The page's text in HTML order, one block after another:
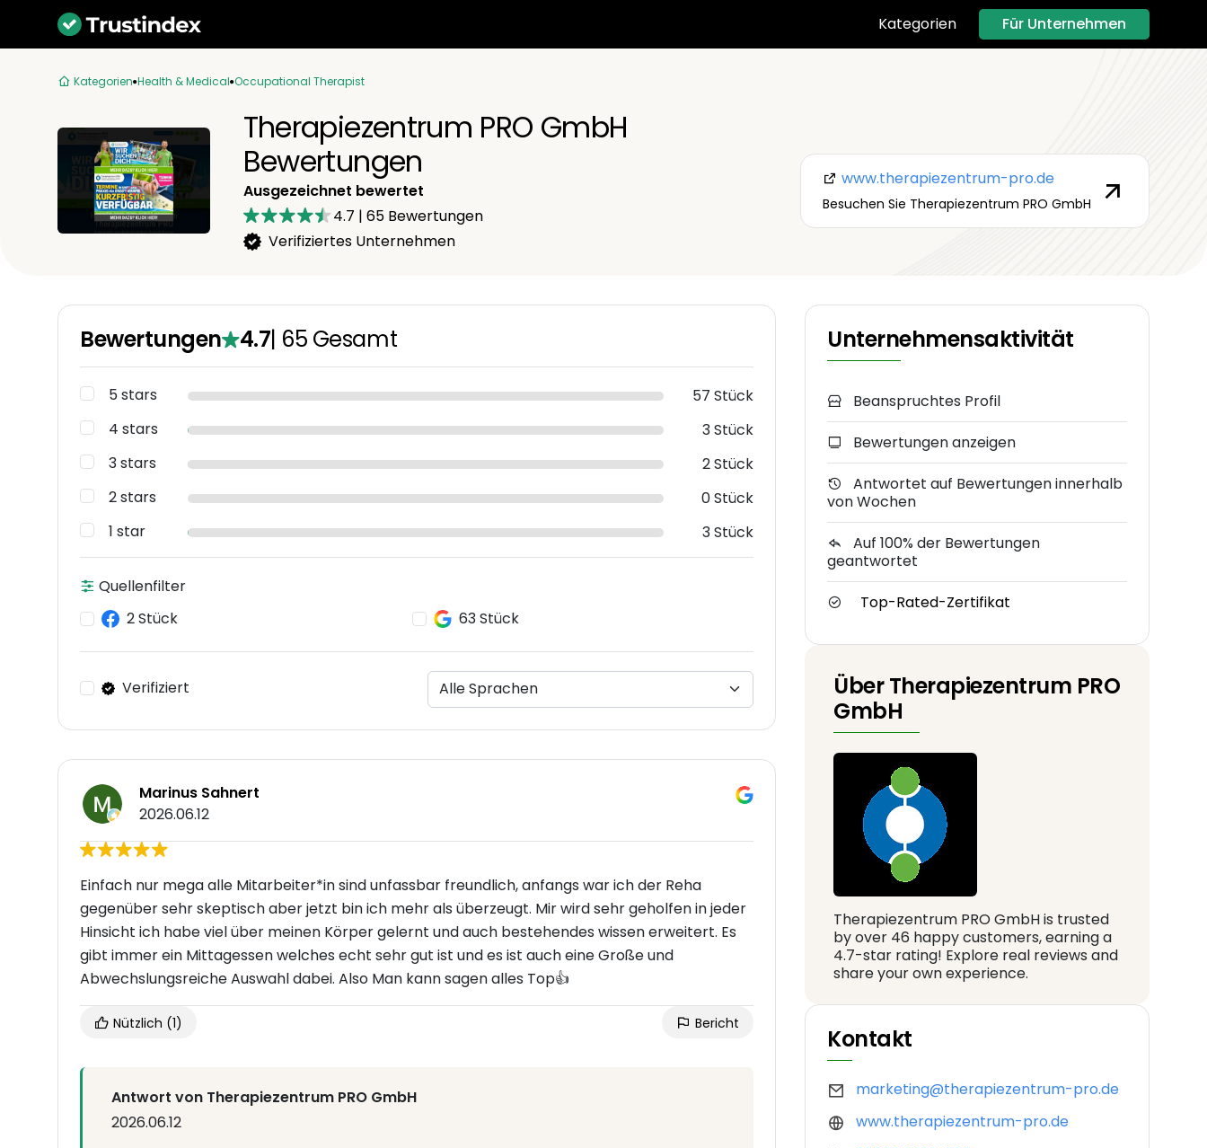
Kategorien Für Unternehmen
Kategorien Health & Medical Occupational Therapist
Therapiezentrum PRO GmbH
Bewertungen
Ausgezeichnet bewertet
4.7 | 65Bewertungen
Verifiziertes Unternehmen
www.therapiezentrum-pro.de
Besuchen Sie Therapiezentrum PRO GmbH
Bewertungen 4.7| 65 Gesamt
5 stars
57 Stück
4 stars
3 Stück
3 stars
2 Stück
2 stars
0 Stück
1 star
3 Stück
Quellenfilter
2 Stück
63 Stück
Verifiziert
Marinus Sahnert
2026.06.12
Einfach nur mega alle Mitarbeiter*in sind unfassbar freundlich, anfangs war ich der Reha
gegenüber sehr skeptisch aber jetzt bin ich mehr als überzeugt. Mir wird sehr geholfen in jeder
Hinsicht ich habe viel über meinen Körper gelernt und auch bestehendes wissen erweitert. Es
gibt immer ein Mittagessen welches echt sehr gut ist und es ist auch eine Große und
Abwechslungsreiche Auswahl dabei. Also Man kann sagen alles Top👍
Nützlich (1) Bericht
Antwort von Therapiezentrum PRO GmbH
2026.06.12
Unternehmensaktivität
Beanspruchtes Profil
Bewertungen anzeigen
Antwortet auf Bewertungen innerhalb
von Wochen
Auf 100% der Bewertungen
geantwortet
Top-Rated-Zertifikat
Über Therapiezentrum PRO
GmbH
Therapiezentrum PRO GmbH is trusted
by over 46 happy customers, earning a
4.7-star rating! Explore real reviews and
share your own experience.
Kontakt
marketing@therapiezentrum-pro.de
www.therapiezentrum-pro.de